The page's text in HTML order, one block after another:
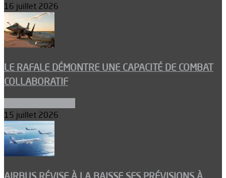
16 juillet 2026
LE RAFALE DÉMONTRE UNE CAPACITÉ DE COMBAT
COLLABORATIF
15 juillet 2026